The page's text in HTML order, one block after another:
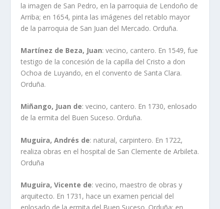
la imagen de San Pedro, en la parroquia de Lendoño de
Arriba; en 1654, pinta las imágenes del retablo mayor
de la parroquia de San Juan del Mercado. Orduña.
Martínez de Beza, Juan: vecino, cantero. En 1549, fue
testigo de la concesión de la capilla del Cristo a don
Ochoa de Luyando, en el convento de Santa Clara.
Orduña.
Miñango, Juan de: vecino, cantero. En 1730, enlosado
de la ermita del Buen Suceso. Orduña.
Muguira, Andrés de: natural, carpintero. En 1722,
realiza obras en el hospital de San Clemente de Arbileta.
Orduña
Muguira, Vicente de: vecino, maestro de obras y
arquitecto. En 1731, hace un examen pericial del